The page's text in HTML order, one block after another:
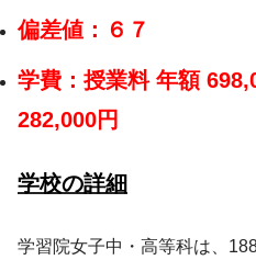
偏差値：６７
学費：授業料 年額
282,000円
学校の詳細
学習院女子中・高等科は、